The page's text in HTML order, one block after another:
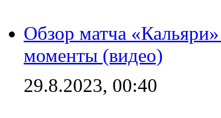
Обзор матча
моменты (видео)
29.8.2023, 00:40